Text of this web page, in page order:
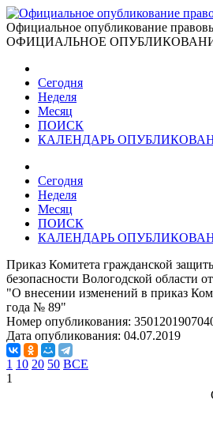
Официальное опубликование
ОФИЦИАЛЬНОЕ
Сегодня
Неделя
Месяц
ПОИСК
КАЛЕНДАРЬ
Сегодня
Неделя
Месяц
ПОИСК
КАЛЕНДАРЬ
Приказ Комитета гражданской
безопасности Вологодской области
"О внесении изменений в приказ
года № 89"
Номер опубликования:
Дата опубликования: 04.07.2019
1 10 20 50 ВСЕ
1